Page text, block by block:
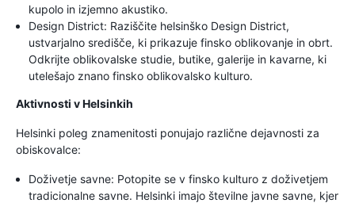
kupolo in izjemno akustiko.
Design District: Raziščite helsinško Design District,
ustvarjalno središče, ki prikazuje finsko oblikovanje in obrt.
Odkrijte oblikovalske studie, butike, galerije in kavarne, ki
utelešajo znano finsko oblikovalsko kulturo.
Aktivnosti v Helsinkih
Helsinki poleg znamenitosti ponujajo različne dejavnosti za
obiskovalce:
Doživetje savne: Potopite se v finsko kulturo z doživetjem
tradicionalne savne. Helsinki imajo številne javne savne, kjer